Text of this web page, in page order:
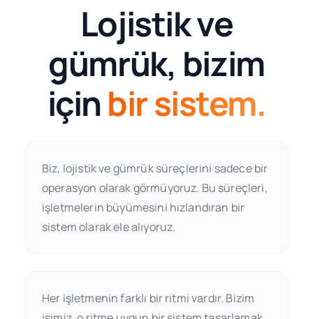
Lojistik ve
gümrük, bizim
içinbir sistem.
Biz, lojistik ve gümrük süreçlerini sadece bir
operasyon olarak görmüyoruz. Bu süreçleri,
işletmelerin büyümesini hızlandıran bir
sistem olarak ele alıyoruz.
Her işletmenin farklı bir ritmi vardır. Bizim